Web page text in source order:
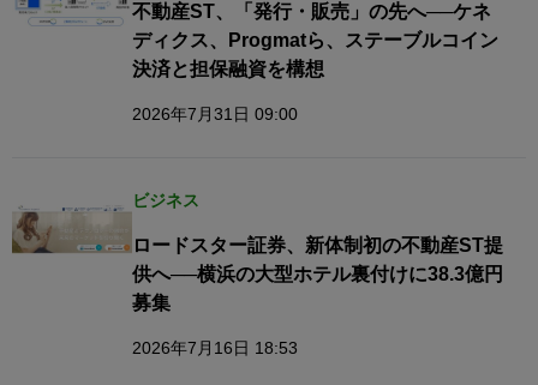
不動産ST、「発行・販売」の先へ──ケネ
ディクス、Progmatら、ステーブルコイン
決済と担保融資を構想
2026年7月31日 09:00
ビジネス
ロードスター証券、新体制初の不動産ST提
供へ──横浜の大型ホテル裏付けに38.3億円
募集
2026年7月16日 18:53